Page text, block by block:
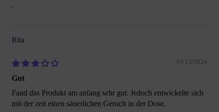
.
Rita
10/13/2024
Gut
Fand das Produkt am anfang sehr gut. Jedoch entwickelte sich
mit der zeit einen säuerlichen Geruch in der Dose.